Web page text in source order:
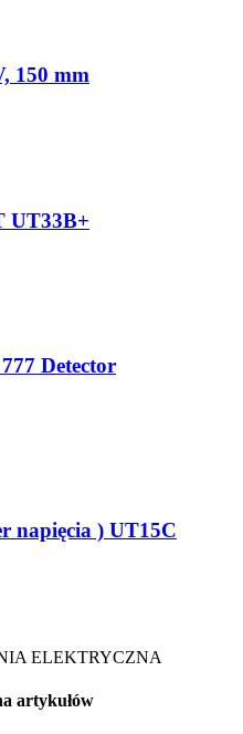
150 mm
UT33B+
Detector
napięcia ) UT15C
artykułów